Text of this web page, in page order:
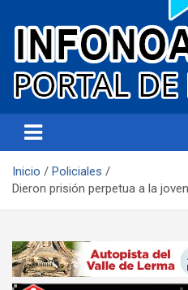
Infonoa Salta
Inicio
Policiales
Dieron prisión perpetua a la